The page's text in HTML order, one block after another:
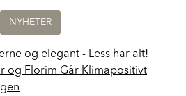
NYHETER
og elegant - Less har alt!
og Florim Går Klimapositivt